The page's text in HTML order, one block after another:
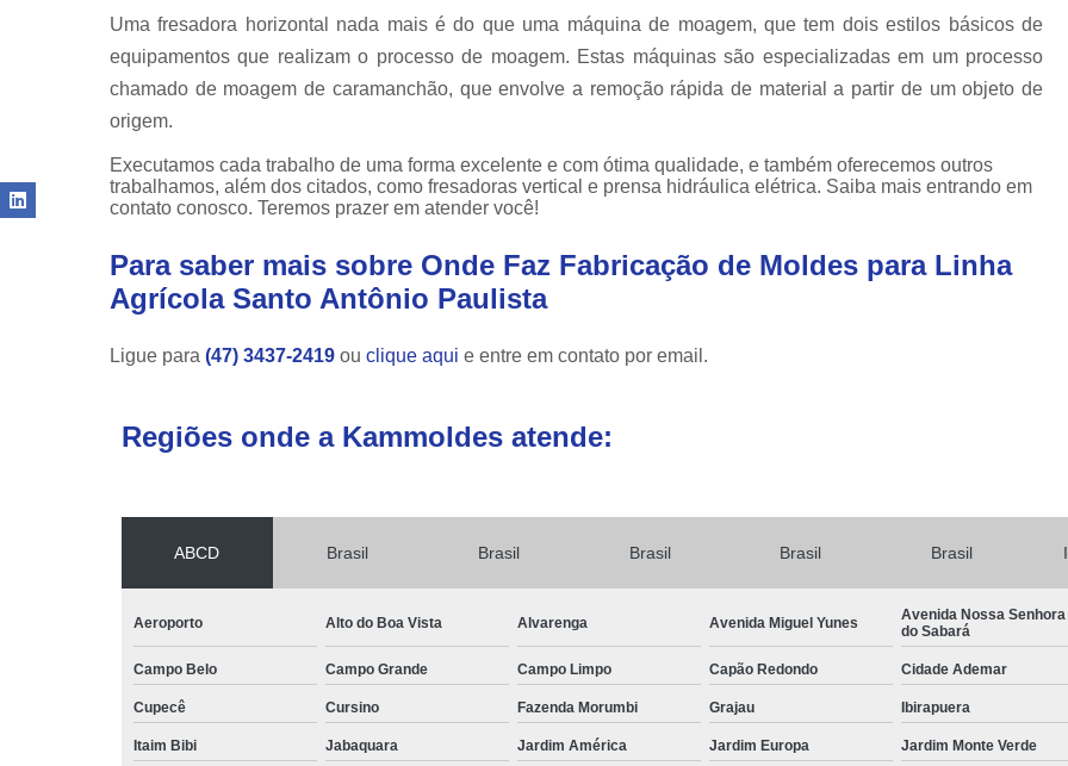
Uma fresadora horizontal nada mais é do que uma máquina de moagem, que tem dois estilos básicos de
equipamentos que realizam o processo de moagem. Estas máquinas são especializadas em um processo
chamado de moagem de caramanchão, que envolve a remoção rápida de material a partir de um objeto de
origem.
Executamos cada trabalho de uma forma excelente e com ótima qualidade, e também oferecemos outros
trabalhamos, além dos citados, como fresadoras vertical e prensa hidráulica elétrica. Saiba mais entrando em
contato conosco. Teremos prazer em atender você!
Para saber mais sobre Onde Faz Fabricação de Moldes para Linha
Agrícola Santo Antônio Paulista
Ligue para (47) 3437-2419 ou clique aqui e entre em contato por email.
Regiões onde a Kammoldes atende:
ABCD Brasil Brasil Brasil Brasil Brasil
Aeroporto Alto do Boa Vista Alvarenga Avenida Miguel Yunes
Avenida Nossa Senhora
do Sabará
Campo Belo Campo Grande Campo Limpo Capão Redondo Cidade Ademar
Cupecê Cursino Fazenda Morumbi Grajau Ibirapuera
Itaim Bibi Jabaquara Jardim América Jardim Europa Jardim Monte Verde